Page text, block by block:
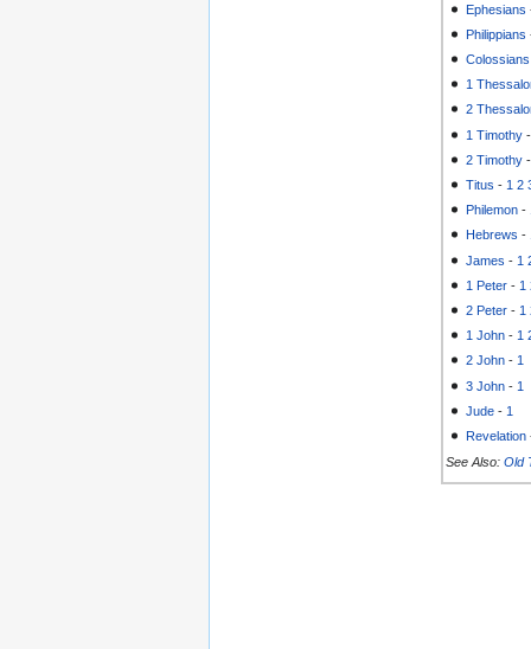
Ephesians
Philippians
Colossians
1
2
1 Timothy
2 Timothy
Titus - 1 2
Philemon -
Hebrews -
James - 1
1 Peter - 1
2 Peter - 1
1 John - 1
2 John -1
3 John - 1
Jude - 1
Revelation
See Also: Old